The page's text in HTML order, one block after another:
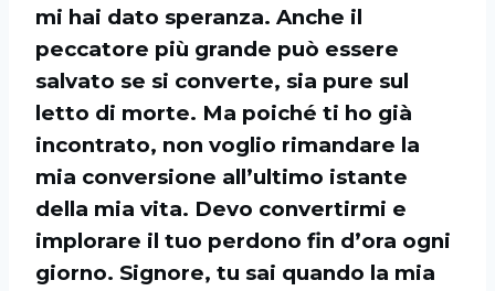
mi hai dato speranza. Anche il
peccatore più grande può essere
salvato se si converte, sia pure sul
letto di morte. Ma poiché ti ho già
incontrato, non voglio rimandare la
mia conversione all’ultimo istante
della mia vita. Devo convertirmi e
implorare il tuo perdono fin d’ora ogni
giorno. Signore, tu sai quando la mia